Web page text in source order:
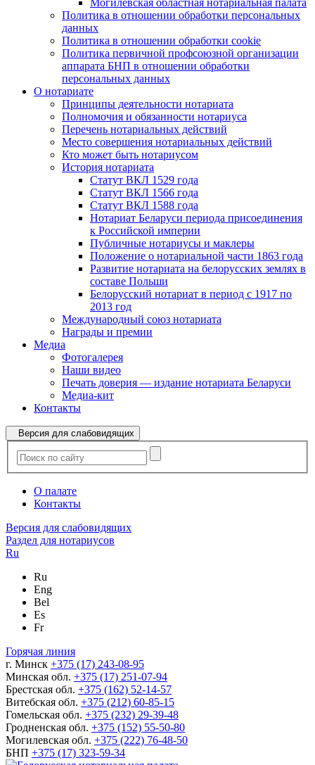
Могилевская областная нотариальная палата
Политика в отношении обработки персональных
данных
Политика в отношении обработки cookie
Политика первичной профсоюзной организации
аппарата БНП в отношении обработки
персональных данных
О нотариате
Принципы деятельности нотариата
Полномочия и обязанности нотариуса
Перечень нотариальных действий
Место совершения нотариальных действий
Кто может быть нотариусом
История нотариата
Статут ВКЛ 1529 года
Статут ВКЛ 1566 года
Статут ВКЛ 1588 года
Нотариат Беларуси периода присоединения
к Российской империи
Публичные нотариусы и маклеры
Положение о нотариальной части 1863 года
Развитие нотариата на белорусских землях в
составе Польши
Белорусский нотариат в период с 1917 по
2013 год
Международный союз нотариата
Награды и премии
Медиа
Фотогалерея
Наши видео
Печать доверия — издание нотариата Беларуси
Медиа-кит
Контакты
Версия для слабовидящих
О палате
Контакты
Версия для слабовидящих
Раздел для нотариусов
Ru
Ru
Eng
Bel
Es
Fr
Горячая линия
г. Минск +375 (17) 243-08-95
Минская обл. +375 (17) 251-07-94
Брестская обл. +375 (162) 52-14-57
Витебская обл. +375 (212) 60-85-15
Гомельская обл. +375 (232) 29-39-48
Гродненская обл. +375 (152) 55-50-80
Могилевская обл. +375 (222) 76-48-50
БНП +375 (17) 323-59-34